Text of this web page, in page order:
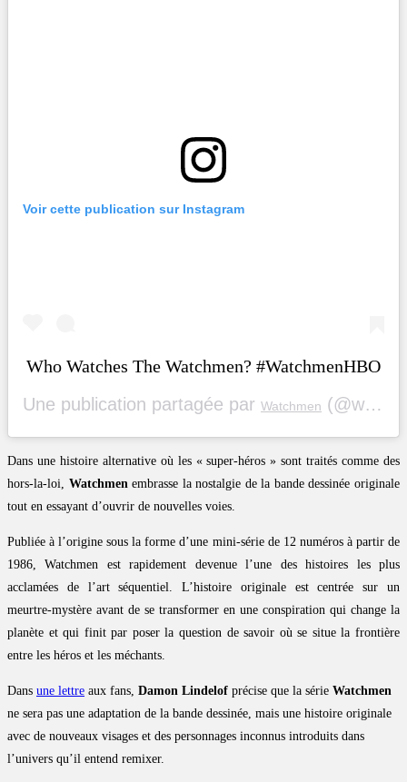
Voir cette publication sur Instagram
Who Watches The Watchmen? #WatchmenHBO
Une publication partagée par Watchmen (@watchmen) le
Dans une histoire alternative où les « super-héros » sont traités comme des
hors-la-loi, Watchmenembrasse la nostalgie de la bande dessinée originale
tout en essayant d’ouvrir de nouvelles voies.
Publiée à l’origine sous la forme d’une mini-série de 12 numéros à partir de
1986, Watchmen est rapidement devenue l’une des histoires les plus
acclamées de l’art séquentiel. L’histoire originale est centrée sur un
meurtre-mystère avant de se transformer en une conspiration qui change la
planète et qui finit par poser la question de savoir où se situe la frontière
entre les héros et les méchants.
Dans une lettre aux fans, Damon Lindelof précise que la série Watchmen
ne sera pas une adaptation de la bande dessinée, mais une histoire originale
avec de nouveaux visages et des personnages inconnus introduits dans
l’univers qu’il entend remixer.